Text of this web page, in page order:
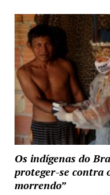
Os indígenas do
proteger-se contra
morrendo”